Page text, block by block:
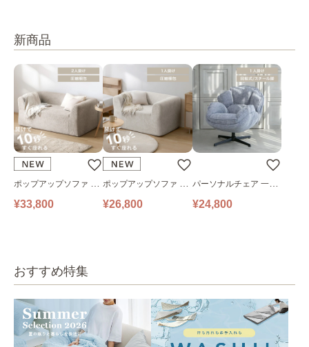
新商品
ポップアップソファ ソ
ファ フロアソファ 幅14
¥33,800
ポップアップソファ ソ
ファ フロアソファ 幅10
¥26,800
パーソナルチェア 一人
掛けソファ O’HANA ソ
¥24,800
おすすめ特集